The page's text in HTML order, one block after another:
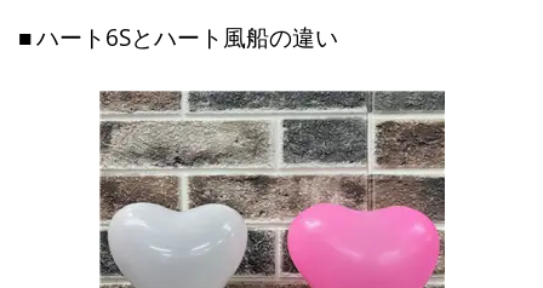
ハート6Sとハート風船の違い